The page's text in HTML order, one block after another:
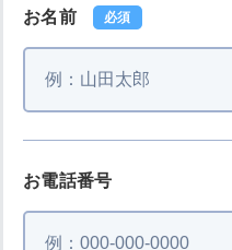
お名前 必須
お電話番号